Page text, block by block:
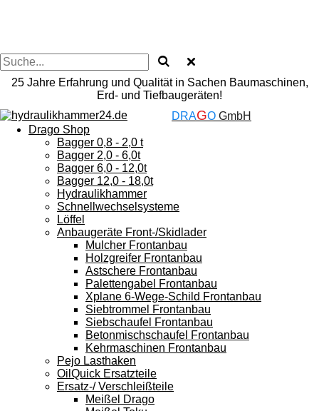
25 Jahre Erfahrung und Qualität in Sachen Baumaschinen,
Erd- und Tiefbaugeräten!
DRAGO GmbH
Drago Shop
Bagger 0,8 - 2,0 t
Bagger 2,0 - 6,0t
Bagger 6,0 - 12,0t
Bagger 12,0 - 18,0t
Hydraulikhammer
Schnellwechselsysteme
Löffel
Anbaugeräte Front-/Skidlader
Mulcher Frontanbau
Holzgreifer Frontanbau
Astschere Frontanbau
Palettengabel Frontanbau
Xplane 6-Wege-Schild Frontanbau
Siebtrommel Frontanbau
Siebschaufel Frontanbau
Betonmischschaufel Frontanbau
Kehrmaschinen Frontanbau
Pejo Lasthaken
OilQuick Ersatzteile
Ersatz-/ Verschleißteile
Meißel Drago